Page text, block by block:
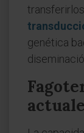
genética